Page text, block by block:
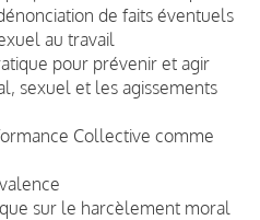
de faits éventuels
au travail
pour prévenir et agir
sexuel et les agissements
Collective comme
sur le harcèlement moral